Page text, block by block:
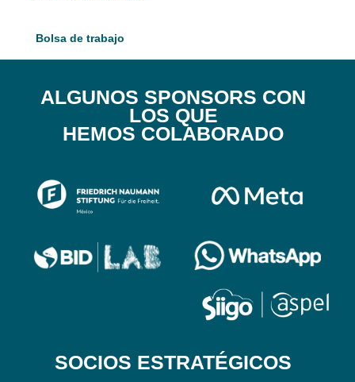
Bolsa de trabajo
ALGUNOS SPONSORS CON
LOS QUE
HEMOS COLABORADO
SOCIOS ESTRATÉGICOS